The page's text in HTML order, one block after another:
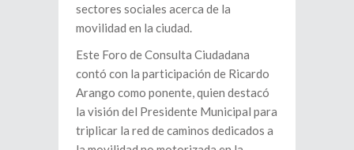
sectores sociales acerca de la
movilidad en la ciudad.
Este Foro de Consulta Ciudadana
contó con la participación de Ricardo
Arango como ponente, quien destacó
la visión del Presidente Municipal para
triplicar la red de caminos dedicados a